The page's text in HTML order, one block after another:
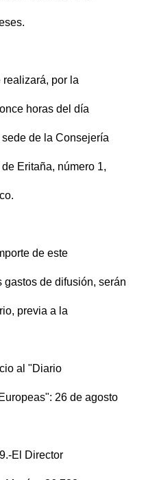
realizará, por la
horas del día
de la Consejería
Eritaña, número 1,
de este
de difusión, serán
previa a la
al "Diario
26 de agosto
El Director